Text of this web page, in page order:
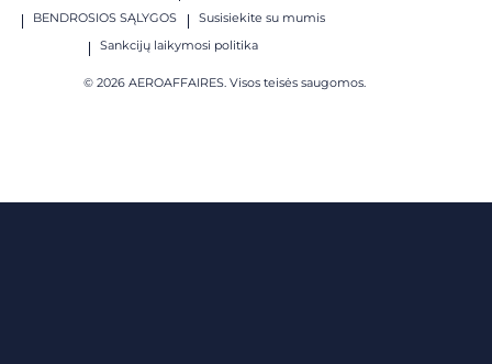
BENDROSIOS SĄLYGOS
Susisiekite su mumis
Sankcijų laikymosi politika
© 2026 AEROAFFAIRES. Visos teisės saugomos.